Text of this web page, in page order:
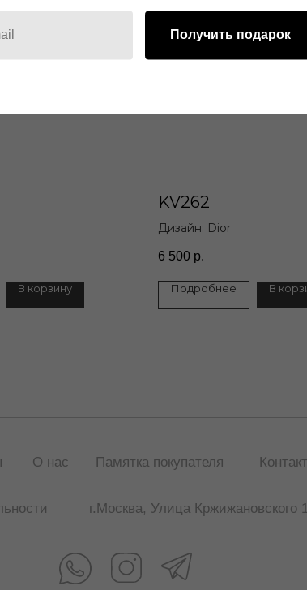
В корзину
KV262
Дизайн: Dior
6 500 р.
Подробнее В
О нас Памятка покупателя
Публичная оферта
г.Москва, Улица Кржижановского
Получить подарок